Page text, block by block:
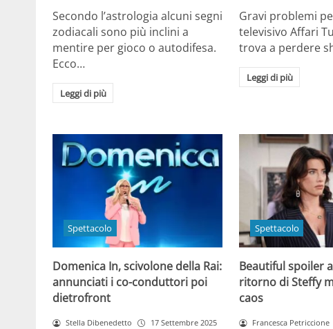
Secondo l’astrologia alcuni segni
zodiacali sono più inclini a
mentire per gioco o autodifesa.
Ecco…
Leggi di più
Gravi problemi
televisivo Affari
trova a perdere
Leggi di più
Spettacolo
Domenica In, scivolone della Rai:
annunciati i co-conduttori poi
dietrofront
Stella Dibenedetto 17 Settembre 2025
Spettacolo
Beautiful spoiler
ritorno di Steffy
caos
Francesca Petriccione